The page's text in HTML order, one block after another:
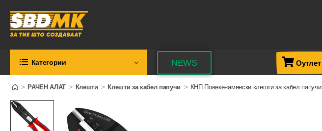
Категории NEWS Оутлет
> РАЧЕН АЛАТ > Клешти > Клешти за кабел папучи > КНП Повекенаменски клешти за кабел папучи